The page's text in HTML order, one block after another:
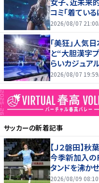
コミ「着てい
2026/08/07 21:00
「美狂」人気
と“大胆漢字
らいカジュア
2026/08/07 19:59
サッカーの新着記事
【Ｊ２磐田】
今季新加入
タンドを沸か
2026/08/09 08:10